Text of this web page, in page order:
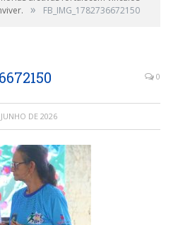
» FB_IMG_1782736672150
0
DE 2026